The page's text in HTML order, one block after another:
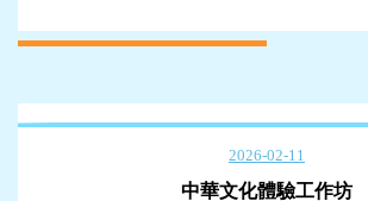
2026-02-11
中華文化體驗工作坊